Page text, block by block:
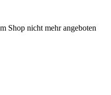
Shop nicht mehr angeboten